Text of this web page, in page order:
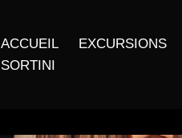
ACCUEIL EXCURSIONS
SORTINI